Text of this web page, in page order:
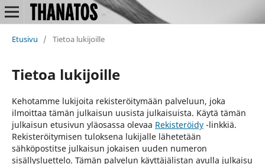
Etusivu / Tietoa lukijoille
Tietoa lukijoille
Kehotamme lukijoita rekisteröitymään palveluun, joka
ilmoittaa tämän julkaisun uusista julkaisuista. Käytä tämän
julkaisun etusivun yläosassa olevaa Rekisteröidy-linkkiä.
Rekisteröitymisen tuloksena lukijalle lähetetään
sähköpostitse julkaisun jokaisen uuden numeron
sisällysluettelo. Tämän palvelun käyttäjälistan avulla julkaisu